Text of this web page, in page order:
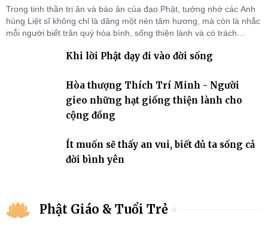
Trong tinh thần tri ân và báo ân của đạo Phật, tưởng nhớ các Anh
hùng Liệt sĩ không chỉ là dâng một nén tâm hương, mà còn là nhắc
mỗi người biết trân quý hòa bình, sống thiện lành và có trách
Khi lời Phật dạy đi vào đời sống
Hòa thượng Thích Trí Minh - Người
gieo những hạt giống thiện lành cho
cộng đồng
Ít muốn sẽ thấy an vui, biết đủ ta sống cả
đời bình yên
Phật Giáo & Tuổi Trẻ